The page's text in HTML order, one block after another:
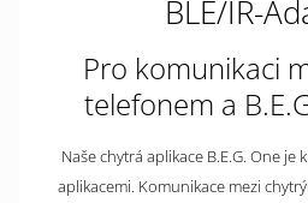
BLE/IR-
Pro komunikaci
telefonem a
Naše chytrá aplikace B.E.G. One
aplikacemi. Komunikace mezi